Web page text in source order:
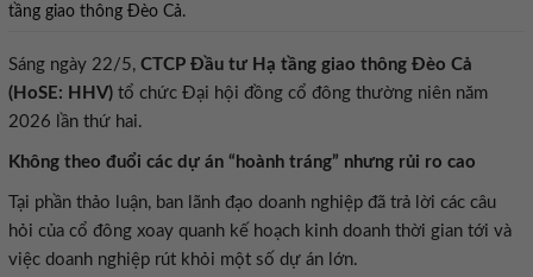
tầng giao thông Đèo Cả.
Sáng ngày 22/5, CTCP Đầu tư Hạ tầng giao thông Đèo Cả
(HoSE: HHV) tổ chức Đại hội đồng cổ đông thường niên năm
2026 lần thứ hai.
Không theo đuổi các dự án “hoành tráng” nhưng rủi ro cao
Tại phần thảo luận, ban lãnh đạo doanh nghiệp đã trả lời các câu
hỏi của cổ đông xoay quanh kế hoạch kinh doanh thời gian tới và
việc doanh nghiệp rút khỏi một số dự án lớn.